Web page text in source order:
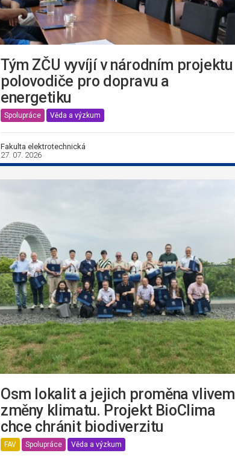
Tým ZČU vyvíjí v národním projektu
polovodiče pro dopravu a
energetiku
Spolupráce Věda a výzkum
Fakulta elektrotechnická
27. 07. 2026
Osm lokalit a jejich proměna vlivem
změny klimatu. Projekt BioClima
chce chránit biodiverzitu
FAV Spolupráce Věda a výzkum